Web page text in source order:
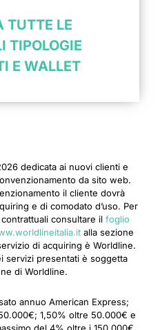
TUTTE LE
TIPOLOGIE
E WALLET
dedicata ai nuovi clienti e
da sito web.
il cliente dovrà
e di comodato d’uso. Per
consultare il foglio
alla sezione
di acquiring è Worldline.
servizi presentati è soggetta
di Worldline.
annuo American Express;
1,50% oltre 50.000€ e